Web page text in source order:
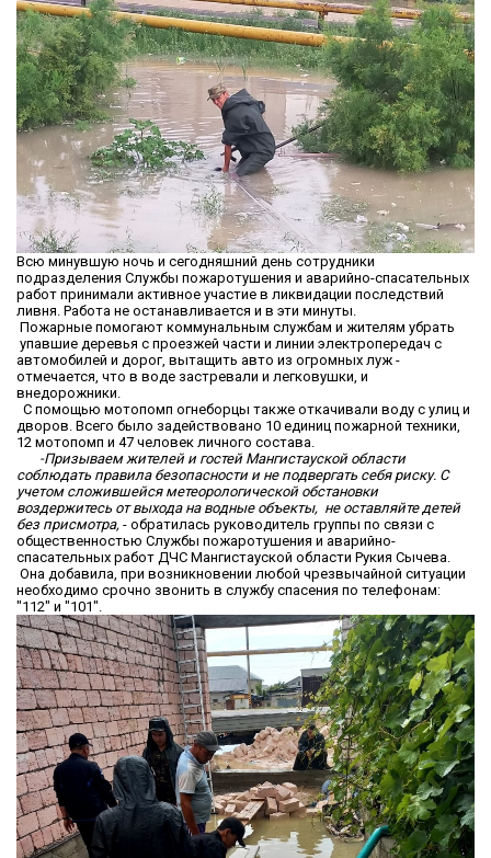
Всю минувшую ночь и сегодняшний день сотрудники
подразделения Службы пожаротушения и аварийно-спасательных
работ принимали активное участие в ликвидации последствий
ливня. Работа не останавливается и в эти минуты.
Пожарные помогают коммунальным службам и жителям убрать
упавшие деревья с проезжей части и линии электропередач с
автомобилей и дорог, вытащить авто из огромных луж -
отмечается, что в воде застревали и легковушки, и
внедорожники.
С помощью мотопомп огнеборцы также откачивали воду с улиц и
дворов. Всего было задействовано 10 единиц пожарной техники,
12 мотопомп и 47 человек личного состава.
-Призываем жителей и гостей Мангистауской области
соблюдать правила безопасности и не подвергать себя риску. С
учетом сложившейся метеорологической обстановки
воздержитесь от выхода на водные объекты, не оставляйте детей
без присмотра, - обратилась руководитель группы по связи с
общественностью Службы пожаротушения и аварийно-
спасательных работ ДЧС Мангистауской области Рукия Сычева.
Она добавила, при возникновении любой чрезвычайной ситуации
необходимо срочно звонить в службу спасения по телефонам:
"112" и "101".